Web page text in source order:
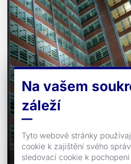
Na vašem
záleží
Tyto webové stránky
cookie k zajištění svého
sledovací cookie k